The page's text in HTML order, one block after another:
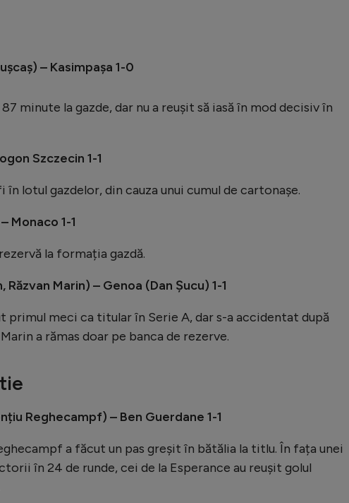
– Kasimpașa 1-0
minute la gazde, dar nu a reușit să iasă în mod decisiv în
Szczecin 1-1
în lotul gazdelor, din cauza unui cumul de cartonașe.
Monaco 1-1
la formația gazdă.
Marin) – Genoa (Dan Șucu) 1-1
primul meci ca titular în Serie A, dar s-a accidentat după
a rămas doar pe banca de rezerve.
Reghecampf) – Ben Guerdane 1-1
a făcut un pas greșit în bătălia la titlu. În fața unei
în 24 de runde, cei de la Esperance au reușit golul